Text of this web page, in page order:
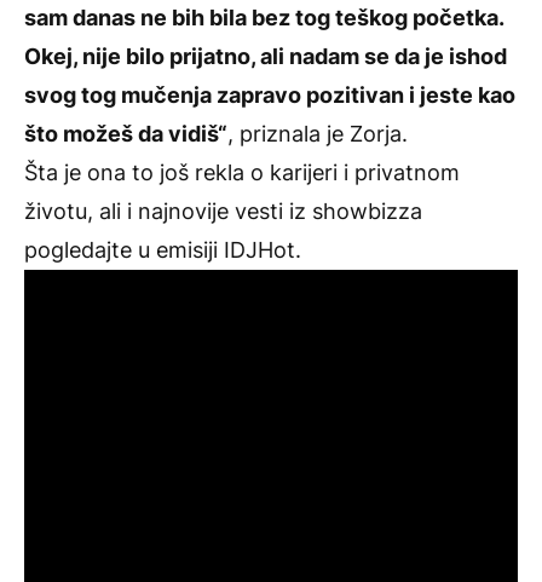
sam danas ne bih bila bez tog teškog početka.
Okej, nije bilo prijatno, ali nadam se da je ishod
svog tog mučenja zapravo pozitivan i jeste kao
što možeš da vidiš“, priznala je Zorja.
Šta je ona to još rekla o karijeri i privatnom
životu, ali i najnovije vesti iz showbizza
pogledajte u emisiji IDJHot.